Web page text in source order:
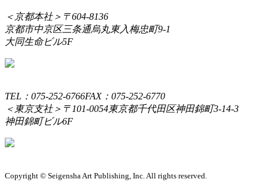
＜京都本社＞ 〒604-8136
京都市中京区三条通烏丸東入梅忠町9-1
大同生命ビル5F
TEL：075-252-6766FAX：075-252-6770
＜東京支社＞ 〒101-0054東京都千代田区神田錦町3-14-3
神田錦町ビル6F
Copyright © Seigensha Art Publishing, Inc. All rights reserved.